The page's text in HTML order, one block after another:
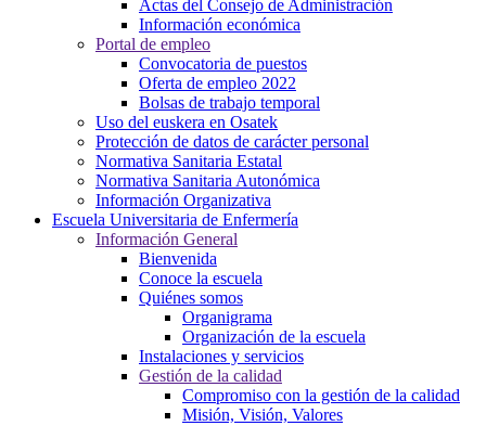
Actas del Consejo de Administración
Información económica
Portal de empleo
Convocatoria de puestos
Oferta de empleo 2022
Bolsas de trabajo temporal
Uso del euskera en Osatek
Protección de datos de carácter personal
Normativa Sanitaria Estatal
Normativa Sanitaria Autonómica
Información Organizativa
Escuela Universitaria de Enfermería
Información General
Bienvenida
Conoce la escuela
Quiénes somos
Organigrama
Organización de la escuela
Instalaciones y servicios
Gestión de la calidad
Compromiso con la gestión de la calidad
Misión, Visión, Valores